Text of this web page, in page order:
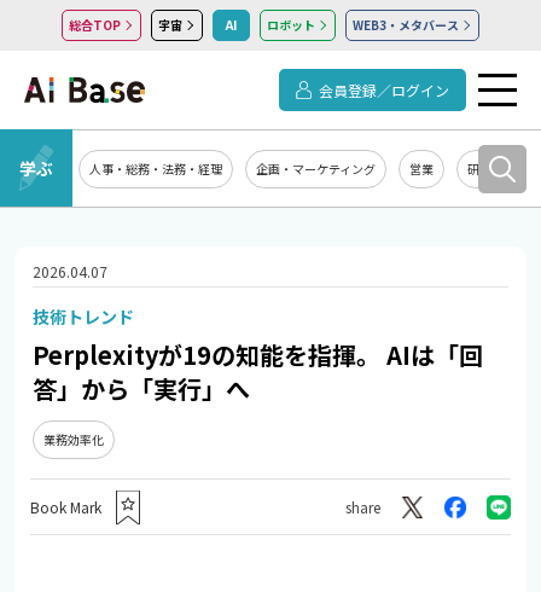
総合TOP 宇宙 AI ロボット WEB3・メタバース
会員登録／ログイン
学ぶ 人事・総務・法務・経理 企画・マーケティング 営業 研究開発
2026.04.07
技術トレンド
Perplexityが19の知能を指揮。 AIは「回
答」から「実行」へ
業務効率化
Book Mark share